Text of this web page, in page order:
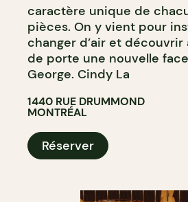
caractère unique de
pièces. On y vient pour
changer d’air et découvrir
de porte une nouvelle
George. Cindy La
1440 RUE DRUMMOND
MONTRÉAL
Réserver